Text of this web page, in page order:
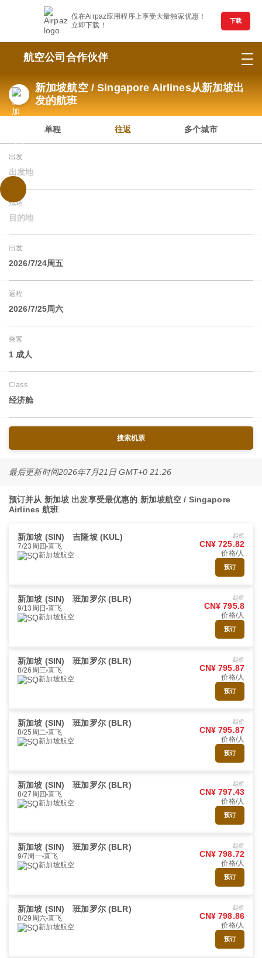
仅在Airpaz应用程序上享受大量独家优惠！
立即下载！
下载
航空公司合作伙伴
新加坡航空 / Singapore Airlines从新加坡出
发的航班
单程 往返 多个城市
出发
出发地
抵达
目的地
出发
2026/7/24周五
返程
2026/7/25周六
乘客
1 成人
Class
经济舱
搜索机票
最后更新时间2026年7月21日 GMT+0 21:26
预订并从 新加坡 出发享受最优惠的 新加坡航空 / Singapore
Airlines 航班
新加坡 (SIN) 吉隆坡 (KUL)
7/23周四 直飞
新加坡航空
起价
CN¥ 725.82
价格/人
预订
新加坡 (SIN) 班加罗尔 (BLR)
9/13周日 直飞
新加坡航空
起价
CN¥ 795.8
价格/人
预订
新加坡 (SIN) 班加罗尔 (BLR)
8/26周三 直飞
新加坡航空
起价
CN¥ 795.87
价格/人
预订
新加坡 (SIN) 班加罗尔 (BLR)
8/25周二 直飞
新加坡航空
起价
CN¥ 795.87
价格/人
预订
新加坡 (SIN) 班加罗尔 (BLR)
8/27周四 直飞
新加坡航空
起价
CN¥ 797.43
价格/人
预订
新加坡 (SIN) 班加罗尔 (BLR)
9/7周一 直飞
新加坡航空
起价
CN¥ 798.72
价格/人
预订
新加坡 (SIN) 班加罗尔 (BLR)
8/29周六 直飞
新加坡航空
起价
CN¥ 798.86
价格/人
预订